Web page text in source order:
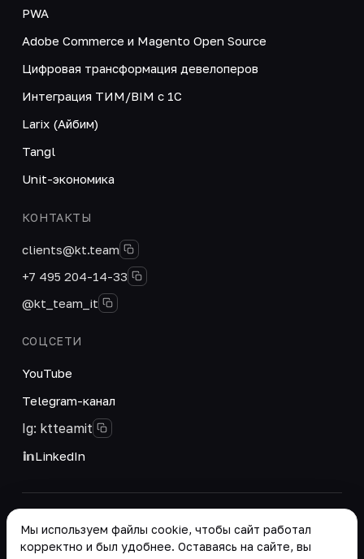
PWA
Adobe Commerce и Magento Open Source
Цифровая трансформация девелоперов
Интеграция ТИМ/BIM с 1С
Larix (Айбим)
Tangl
Unit-экономика
КОНТАКТЫ
clients@kt.team
+7 495 204-14-33
@kt_team_it
СОЦСЕТИ
YouTube
Telegram-канал
Ig: ktteamit
LinkedIn
решений и корпоративных систем.
Мы используем файлы cookie, чтобы сайт работал
корректно и был удобнее. Оставаясь на сайте, вы